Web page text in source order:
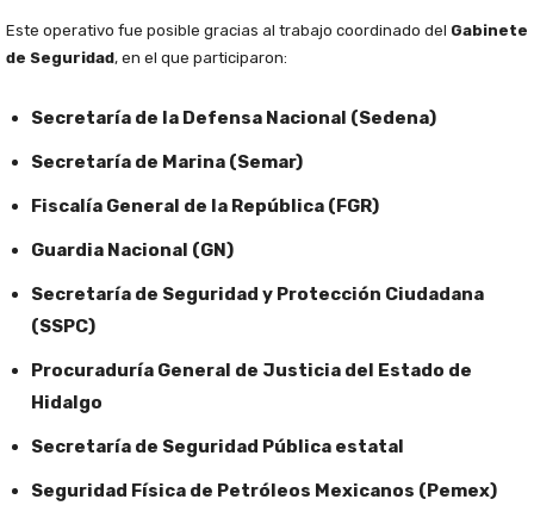
Este operativo fue posible gracias al trabajo coordinado del Gabinete
de Seguridad, en el que participaron:
Secretaría de la Defensa Nacional (Sedena)
Secretaría de Marina (Semar)
Fiscalía General de la República (FGR)
Guardia Nacional (GN)
Secretaría de Seguridad y Protección Ciudadana
(SSPC)
Procuraduría General de Justicia del Estado de
Hidalgo
Secretaría de Seguridad Pública estatal
Seguridad Física de Petróleos Mexicanos (Pemex)